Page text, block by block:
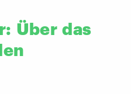
Über das